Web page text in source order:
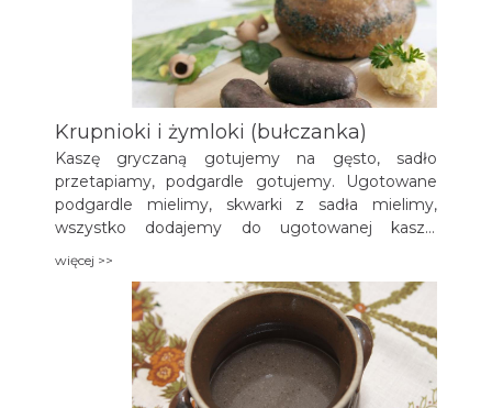
Krupnioki i żymloki (bułczanka)
Kaszę gryczaną gotujemy na gęsto, sadło
przetapiamy, podgardle gotujemy. Ugotowane
podgardle mielimy, skwarki z sadła mielimy,
wszystko dodajemy do ugotowanej kaszy.
wraz z przyprawami. Wkładamy farsz do
specjalnych osłonek.
więcej >>